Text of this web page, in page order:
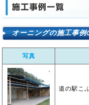
オーニングの施工事例
写真
道の駅こ